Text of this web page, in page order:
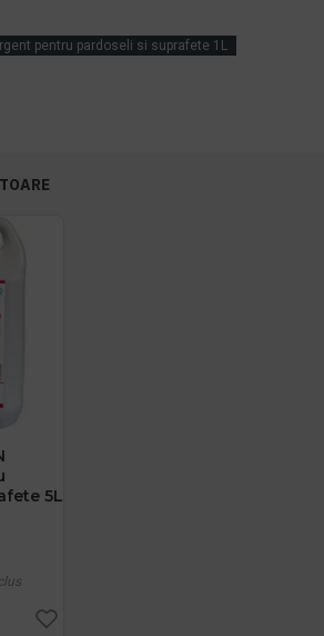
pentru pardoseli si suprafete 1L
5L